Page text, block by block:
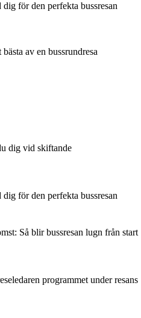
för den perfekta bussresan
av en bussrundresa
dig vid skiftande
för den perfekta bussresan
Så blir bussresan lugn från start
programmet under resans